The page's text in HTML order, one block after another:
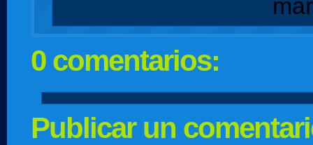
0 comentarios:
Publicar un